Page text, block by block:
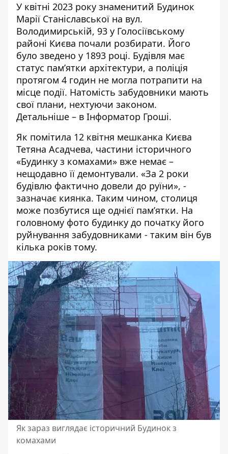
У квітні 2023 року знаменитий Будинок
Марії Станіславської на вул.
Володимирській, 93 у Голосіївському
районі Києва почали розбирати. Його
було зведено у 1893 році. Будівля має
статус пам’ятки архітектури, а поліція
протягом 4 годин не могла потрапити на
місце події. Натомість забудовники мають
свої плани, нехтуючи законом.
Детальніше – в Інформатор Гроші.
Як помітила 12 квітня мешканка Києва
Тетяна Асадчева, частини історичного
«Будинку з комахами» вже немає –
нещодавно її демонтували. «За 2 роки
будівлю фактично довели до руїни», -
зазначає киянка. Таким чином, столиця
може позбутися ще однієї пам’ятки. На
головному фото будинку до початку його
руйнування забудовниками - таким він був
кілька років тому.
Як зараз виглядає історичний Будинок з
комахами